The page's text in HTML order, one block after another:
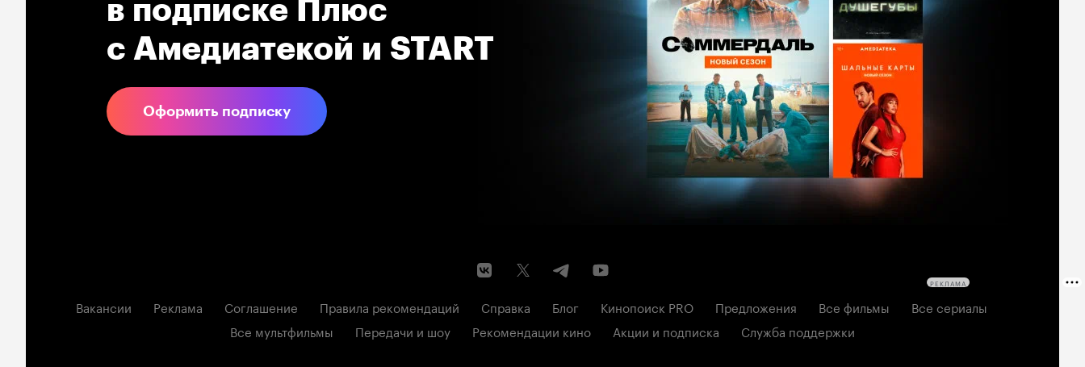
РЕКЛАМА
в подпиcке Плюс
с Амедиатекой и START
Оформить подписку
Вакансии Реклама Соглашение Правила рекомендаций Справка Блог Кинопоиск PRO Предложения Все фильмы
Все сериалы
Все мультфильмы
Передачи и шоу Рекомендации кино Акции и подписка Служба поддержки